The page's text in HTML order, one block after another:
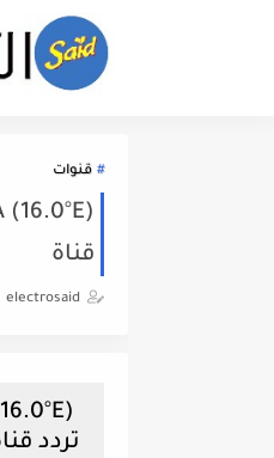
قنوات
قناة
electrosaid
تردد